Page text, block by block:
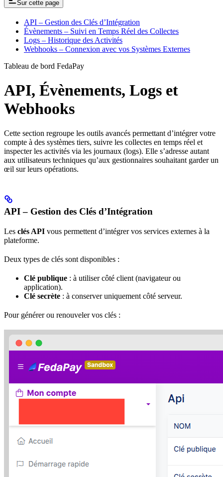
Sur cette page
API – Gestion des Clés d’Intégration
Évènements – Suivi en Temps Réel des Collectes
Logs – Historique des Activités
Webhooks – Connexion avec vos Systèmes Externes
Tableau de bord FedaPay
API, Évènements, Logs et
Webhooks
Cette section regroupe les outils avancés permettant d’intégrer votre
compte à des systèmes tiers, suivre les collectes en temps réel et
inspecter les activités via les journaux (logs). Elle s’adresse autant
aux utilisateurs techniques qu’aux gestionnaires souhaitant garder un
œil sur leurs opérations.
API – Gestion des Clés d’Intégration
Les clés API vous permettent d’intégrer vos services externes à la
plateforme.
Deux types de clés sont disponibles :
Clé publique : à utiliser côté client (navigateur ou
application).
Clé secrète : à conserver uniquement côté serveur.
Pour générer ou renouveler vos clés :